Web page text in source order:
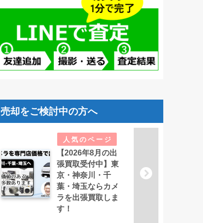
売却をご検討中の方へ
【2026年8月の出
張買取受付中】東
京・神奈川・千
葉・埼玉ならカメ
ラを出張買取しま
す！